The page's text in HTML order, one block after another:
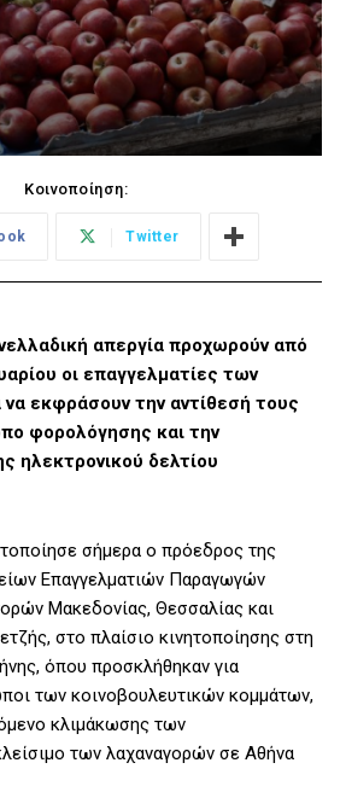
Κοινοποίηση:
Twitter
απεργία προχωρούν από
οι επαγγελματίες των
εκφράσουν την αντίθεσή τους
φορολόγησης και την
ηλεκτρονικού δελτίου
σήμερα ο πρόεδρος της
Επαγγελματιών Παραγωγών
Μακεδονίας, Θεσσαλίας και
στο πλαίσιο κινητοποίησης στη
όπου προσκλήθηκαν για
των κοινοβουλευτικών κομμάτων,
κλιμάκωσης των
των λαχαναγορών σε Αθήνα